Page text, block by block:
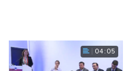
04:05